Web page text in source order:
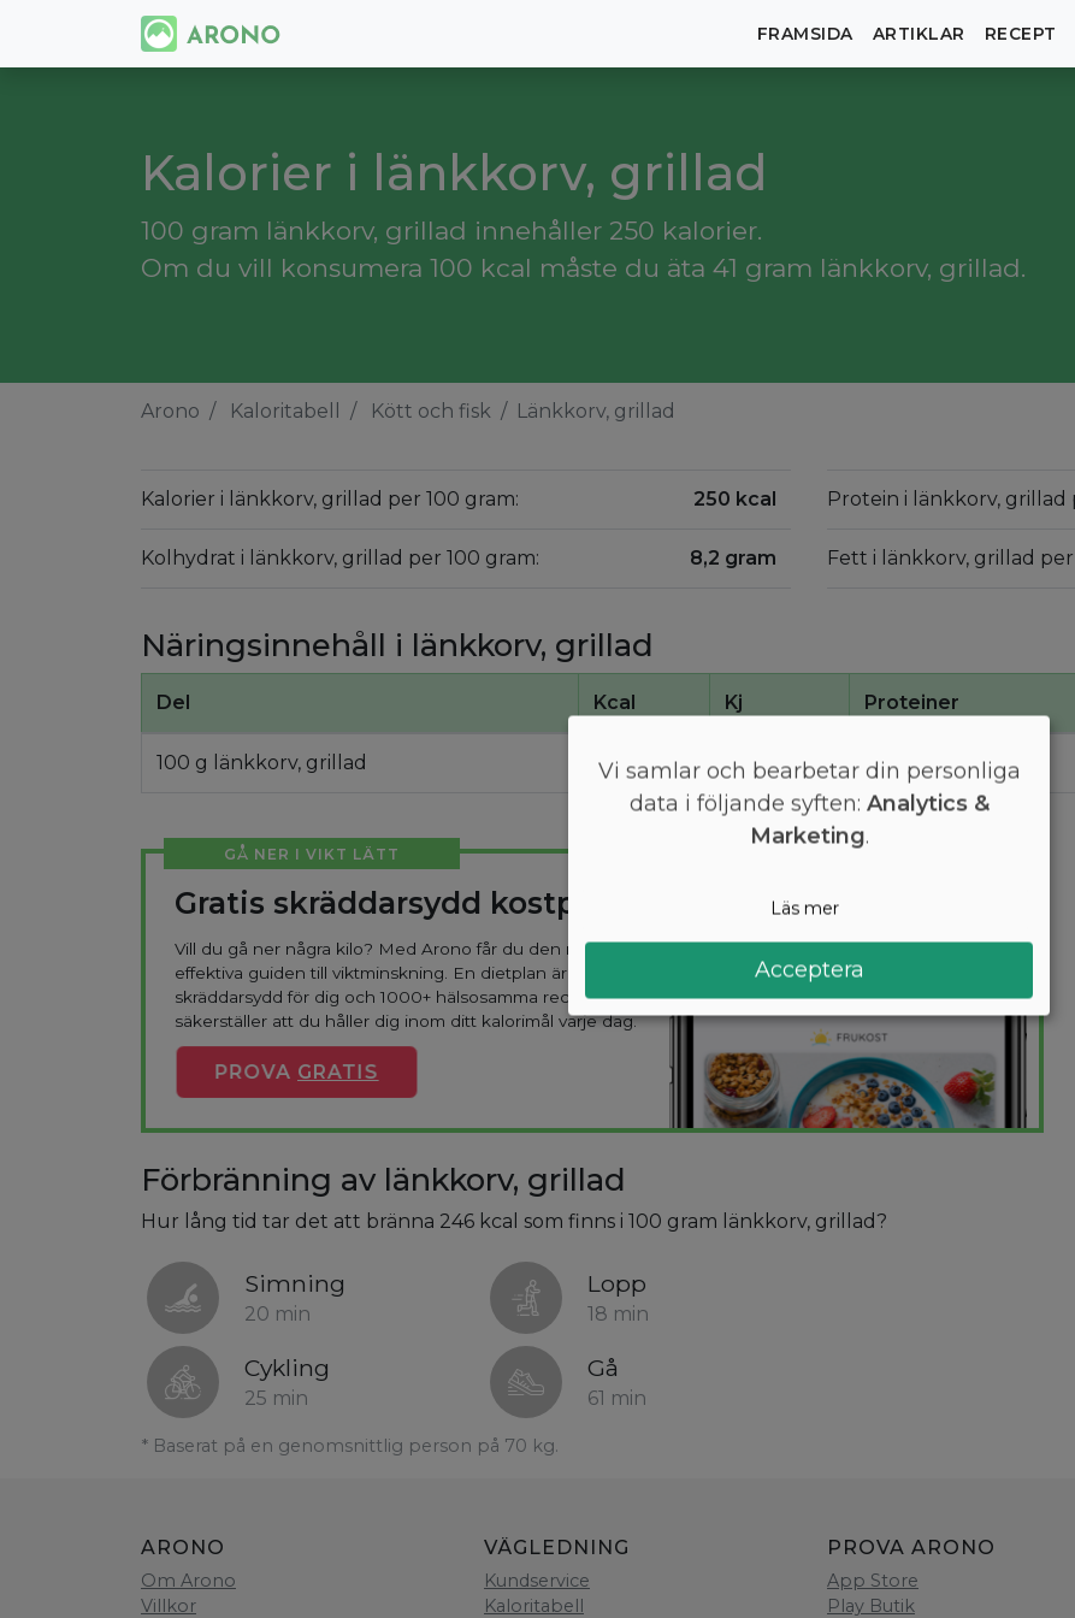
FRAMSIDA ARTIKLAR RECEPT
Kalorier i länkkorv, grillad
100 gram länkkorv, grillad innehåller 250 kalorier.
Om du vill konsumera 100 kcal måste du äta 41 gram länkkorv, grillad.
Arono Kaloritabell Kött och fisk Länkkorv, grillad
Kalorier i länkkorv, grillad per 100 gram: 250 kcal
Kolhydrat i länkkorv, grillad per 100 gram: 8,2 gram
Protein i länkkorv, grillad
Fett i länkkorv, grillad per
Näringsinnehåll i länkkorv, grillad
Del Kcal Kj Proteiner
100 g länkkorv, grillad 250 1000 10
GÅ NER I VIKT LÄTT
Gratis skräddarsydd kostplan
Vill du gå ner några kilo? Med Arono får du den mest
effektiva guiden till viktminskning. En dietplan är
skräddarsydd för dig och 1000+ hälsosamma recept
säkerställer att du håller dig inom ditt kalorimål varje dag.
PROVA GRATIS
Förbränning av länkkorv, grillad
Hur lång tid tar det att bränna 246 kcal som finns i 100 gram länkkorv, grillad?
Simning
20 min
Lopp
18 min
Cykling
25 min
Gå
61 min
* Baserat på en genomsnittlig person på 70 kg.
ARONO
Om Arono
Villkor
VÄGLEDNING
Kundservice
Kaloritabell
PROVA ARONO
App Store
Play Butik
Vi samlar och bearbetar din personliga
data i följande syften: Analytics &
Marketing.
Läs mer
Acceptera